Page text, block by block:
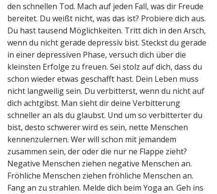
den schnellen Tod. Mach auf jeden Fall, was dir Freude
bereitet. Du weißt nicht, was das ist? Probiere dich aus.
Du hast tausend Möglichkeiten. Tritt dich in den Arsch,
wenn du nicht gerade depressiv bist. Steckst du gerade
in einer depressiven Phase, versuch dich über die
kleinsten Erfolge zu freuen. Sei stolz auf dich, dass du
schon wieder etwas geschafft hast. Dein Leben muss
nicht langweilig sein. Du verbitterst, wenn du nicht auf
dich achtgibst. Man sieht dir deine Verbitterung
schneller an als du glaubst. Und um so verbitterter du
bist, desto schwerer wird es sein, nette Menschen
kennenzulernen. Wer will schon mit jemandem
zusammen sein, der oder die nur ne Flappe zieht?
Negative Menschen ziehen negative Menschen an.
Fröhliche Menschen ziehen fröhliche Menschen an.
Fang an zu strahlen. Melde dich beim Yoga an. Geh ins